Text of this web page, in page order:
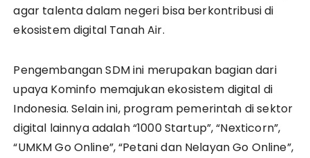
agar talenta dalam negeri bisa berkontribusi di
ekosistem digital Tanah Air.
Pengembangan SDM ini merupakan bagian dari
upaya Kominfo memajukan ekosistem digital di
Indonesia. Selain ini, program pemerintah di sektor
digital lainnya adalah “1000 Startup”, “Nexticorn”,
“UMKM Go Online”, “Petani dan Nelayan Go Online”,